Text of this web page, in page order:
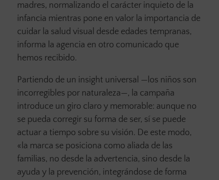
madres, normalizando el carácter inquieto de la
infancia mientras pone en valor la importancia de
cuidar la salud visual desde edades tempranas,
informa la agencia en otro comunicado que
hemos recibido.
Partiendo de un insight universal —los niños son
incorregibles por naturaleza—, la campaña
introduce un giro claro y memorable: aunque no
se pueda corregir su forma de ser, sí se puede
actuar a tiempo sobre su visión. De este modo,
«la marca se posiciona como aliada de las
familias, no desde la advertencia, sino desde la
ayuda y la prevención, integrándose de forma